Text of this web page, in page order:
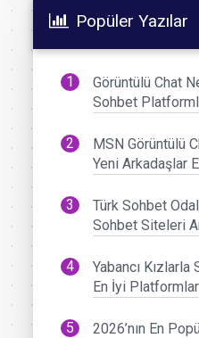
Popüler Yazılar
Görüntülü Chat
Sohbet
MSN Görüntülü
Yeni Arkadaşlar
Türk Sohbet
Sohbet Siteleri
Yabancı
En İyi Platformlar
2026’nın En